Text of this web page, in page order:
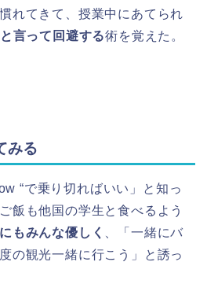
れてきて、授業中にあてられ
言って回避する術を覚えた。
みる
“で乗り切ればいい」と知っ
飯も他国の学生と食べるよう
もみんな優しく
、「一緒にバ
の観光一緒に行こう」と誘っ